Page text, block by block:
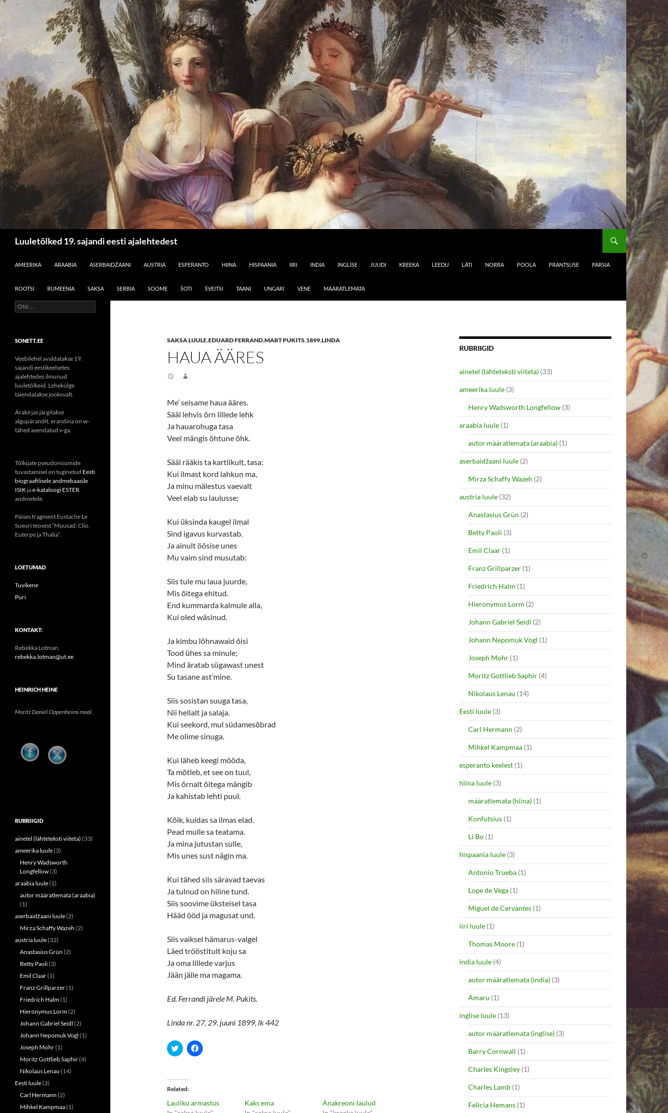
Luuletõlked 19. sajandi eesti ajalehtedest
AMEERIKA
ARAABIA ASERBAIDŽAANI AUSTRIA ESPERANTO HIINA HISPAANIA IIRI INDIA INGLISE JUUDI KREEKA LEEDU LÄTI NORRA POOLA PRANTSUSE PÄRSIA
ROOTSI RUMEENIA SAKSA SERBIA SOOME ŠOTI ŠVEITSI TAANI UNGARI VENE MÄÄRATLEMATA
SAKSA LUULE,EDUARD FERRAND,MART PUKITS,1899,LINDA
HAUA ÄÄRES
.
Me’ seisame haua ääres.
Sääl lehvis õrn lillede lehk
Ja hauarohuga tasa
Veel mängis õhtune õhk.
Sääl rääkis ta kartlikult, tasa:
Kui ilmast kord lahkun ma,
Ja minu mälestus vaevalt
Veel elab su laulusse;
Kui üksinda kaugel ilmal
Sind igavus kurvastab.
Ja ainult öösise unes
Mu vaim sind musutab:
Siis tule mu laua juurde,
Mis õitega ehitud.
End kummarda kalmule alla,
Kui oled wäsinud.
Ja kimbu lõhnawaid õisi
Tood ühes sa minule;
Mind äratab sügawast unest
Su tasane ast’mine.
Siis sosistan suuga tasa,
Nii hellalt ja salaja.
Kui seekord, mul südamesõbrad
Me olime sinuga.
Kui läheb keegi mööda,
Ta mõtleb, et see on tuul,
Mis õrnalt õitega mängib
Ja kahistab lehti puul.
Kõik, kuidas sa ilmas elad.
Pead mulle sa teatama.
Ja mina jutustan sulle,
Mis unes sust nägin ma.
Kui tähed siis säravad taevas
Ja tulnud on hiline tund.
Siis soovime üksteisel tasa
Hääd ööd ja magusat und.
Siis vaiksel hämarus-valgel
Läed trööstitult koju sa
Ja oma lillede varjus
Jään jälle ma magama.
Ed. Ferrandi järele M. Pukits.
Linda nr. 27, 29. juuni 1899, lk 442
C
l
t
o
s
h
a
C
l
a
Related
Lauliku armastus
Kaks ema
Anakreoni laulud
RUBRIIGID
ainetel (lähteteksti viiteta) (33)
ameerika luule (3)
Henry Wadsworth Longfellow (3)
araabia luule (1)
autor määratlemata (araabia) (1)
aserbaidžaani luule (2)
Mirza Schaffy Wazeh (2)
austria luule (32)
Anastasius Grün (2)
Betty Paoli (3)
Emil Claar (1)
Franz Grillparzer (1)
Friedrich Halm (1)
Hieronymus Lorm (2)
Johann Gabriel Seidl (2)
Johann Nepomuk Vogl (1)
Joseph Mohr (1)
Moritz Gottlieb Saphir (4)
Nikolaus Lenau (14)
Eesti luule (3)
Carl Hermann (2)
Mihkel Kampmaa (1)
esperanto keelest (1)
hiina luule (3)
määratlemata (hiina) (1)
Konfutsius (1)
Li Bo (1)
hispaania luule (3)
Antonio Trueba (1)
Lope de Vega (1)
Miguel de Cervantes (1)
iiri luule (1)
Thomas Moore (1)
india luule (4)
autor määratlemata (india) (3)
Amaru (1)
inglise luule (13)
autor määratlemata (inglise) (3)
Barry Cornwall (1)
Charles Kingsley (1)
Charles Lamb (1)
Felicia Hemans (1)
Otsi:
SONETT.EE
Veebilehel avaldatakse 19.
sajandi eestikeelsetes
ajalehtedes ilmunud
luuletõlkeid. Lehekülge
täiendatakse jooksvalt.
Ärakirjas järgitakse
algupärandit, erandina on w-
tähed asendatud v-ga.
Tõlkijate pseudonüümide
tuvastamisel on tuginetud Eesti
biograafilisele andmebaasile
ISIK jae-kataloogi ESTER
andmetele.
Päises fragment Eustache Le
Sueuri teosest “Muusad: Clio,
Euterpe ja Thalia”.
LOETUMAD
Tuvikene
Puri
KONTAKT:
Rebekka Lotman,
rebekka.lotman@ut.ee
HEINRICH HEINE
Moritz Daniel Oppenheimi maal.
RUBRIIGID
ainetel (lähteteksti viiteta) (33)
ameerika luule(3)
Henry Wadsworth
Longfellow(3)
araabia luule(1)
autor määratlemata (araabia)
(1)
aserbaidžaani luule(2)
Mirza Schaffy Wazeh (2)
austria luule(32)
Anastasius Grün (2)
Betty Paoli(3)
Emil Claar(1)
Franz Grillparzer(1)
Friedrich Halm(1)
Hieronymus Lorm(2)
Johann Gabriel Seidl (2)
Johann Nepomuk Vogl (1)
Joseph Mohr(1)
Moritz Gottlieb Saphir(4)
Nikolaus Lenau (14)
Eesti luule(3)
Carl Hermann (2)
Mihkel Kampmaa(1)